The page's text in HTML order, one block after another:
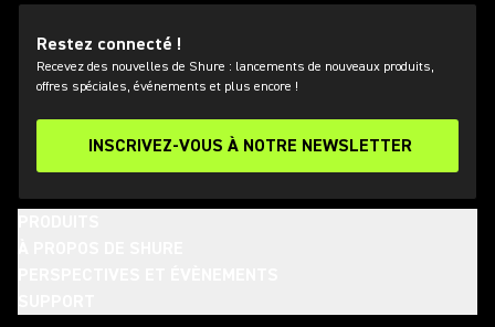
Restez connecté !
Recevez des nouvelles de Shure : lancements de nouveaux produits,
offres spéciales, événements et plus encore !
INSCRIVEZ-VOUS À NOTRE NEWSLETTER